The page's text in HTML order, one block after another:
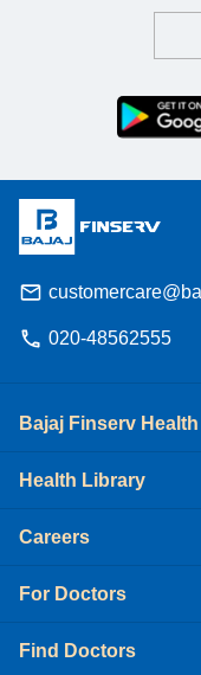
020-48562555
Bajaj Finserv
Health Library
Careers
For Doctors
Find Doctors